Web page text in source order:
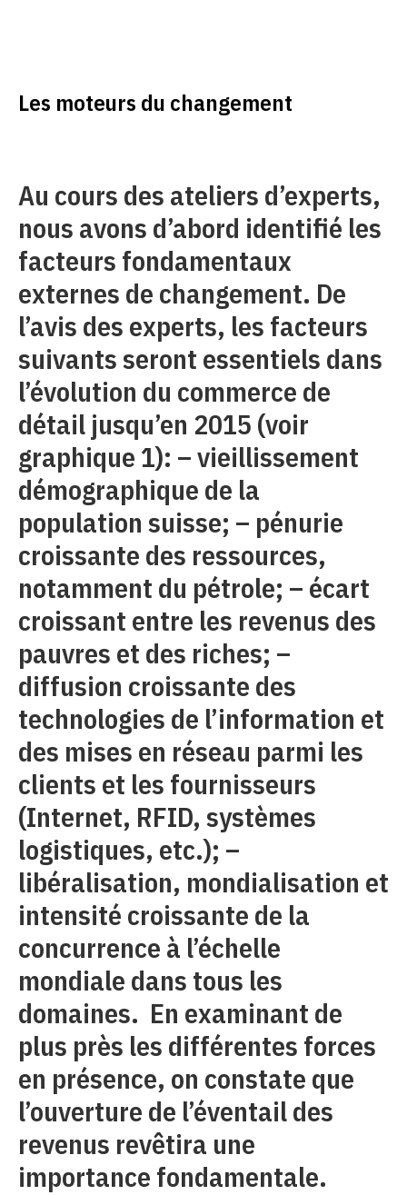
Les moteurs du changement
Au cours des ateliers d’experts,
nous avons d’abord identifié les
facteurs fondamentaux
externes de changement. De
l’avis des experts, les facteurs
suivants seront essentiels dans
l’évolution du commerce de
détail jusqu’en 2015 (voir
graphique 1): – vieillissement
démographique de la
population suisse; – pénurie
croissante des ressources,
notamment du pétrole; – écart
croissant entre les revenus des
pauvres et des riches; –
diffusion croissante des
technologies de l’information et
des mises en réseau parmi les
clients et les fournisseurs
(Internet, RFID, systèmes
logistiques, etc.); –
libéralisation, mondialisation et
intensité croissante de la
concurrence à l’échelle
mondiale dans tous les
domaines. En examinant de
plus près les différentes forces
en présence, on constate que
l’ouverture de l’éventail des
revenus revêtira une
importance fondamentale.